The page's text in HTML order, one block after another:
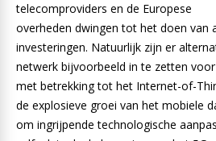
telecomproviders en de Europese
overheden dwingen tot het doen van
investeringen. Natuurlijk zijn er
netwerk bijvoorbeeld in te zetten
met betrekking tot het Internet-of-
de explosieve groei van het mobiele
om ingrijpende technologische